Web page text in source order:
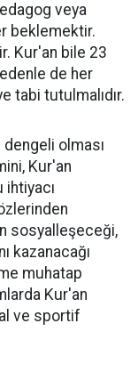
veya
beklemektir.
Kur'an bile 23
de her
tabi tutulmalıdır.
olması
Kur'an
sosyalleşeceği,
kazanacağı
muhatap
Kur'an
ve sportif